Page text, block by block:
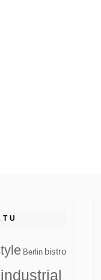
Berlin bistro
industrial